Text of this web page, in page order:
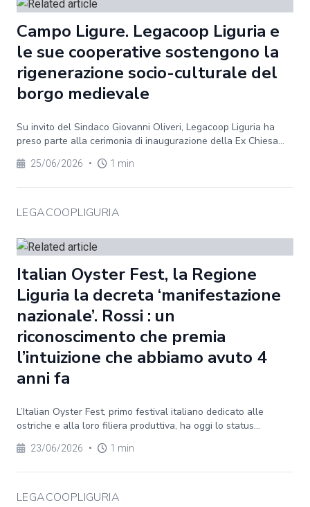
Campo Ligure. Legacoop Liguria e
le sue cooperative sostengono la
rigenerazione socio-culturale del
borgo medievale
Su invito del Sindaco Giovanni Oliveri, Legacoop Liguria ha
preso parte alla cerimonia di inaugurazione della Ex Chiesa...
25/06/2026 • 1 min
LEGACOOPLIGURIA
Italian Oyster Fest, la Regione
Liguria la decreta ‘manifestazione
nazionale’. Rossi : un
riconoscimento che premia
l’intuizione che abbiamo avuto 4
anni fa
L’Italian Oyster Fest, primo festival italiano dedicato alle
ostriche e alla loro filiera produttiva, ha oggi lo status...
23/06/2026 • 1 min
LEGACOOPLIGURIA